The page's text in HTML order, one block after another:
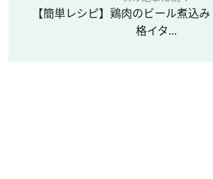
【簡単レシピ】鶏肉のビール煮込
格イタ...